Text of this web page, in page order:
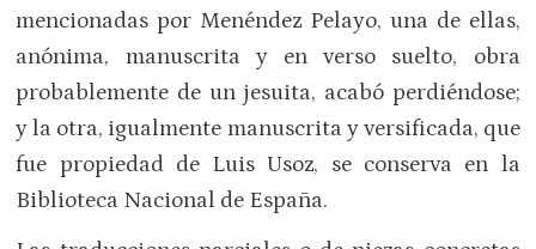
mencionadas por Menéndez Pelayo, una de ellas,
anónima, manuscrita y en verso suelto, obra
probablemente de un jesuita, acabó perdiéndose;
y la otra, igualmente manuscrita y versificada, que
fue propiedad de Luis Usoz, se conserva en la
Biblioteca Nacional de España.